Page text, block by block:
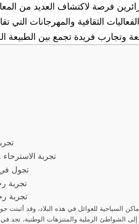
فرصة لاكتشاف العديد من
الثقافية والمهرجانات التي
وتجارب فريدة تجمع بين الطبيعة
تجربة
تجول في
تجربة
تجربة
السياحية للعوائل في هذه البلاد، وقد